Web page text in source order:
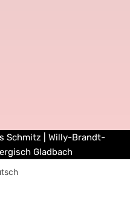
Schmitz | Willy-Brandt-
Gladbach